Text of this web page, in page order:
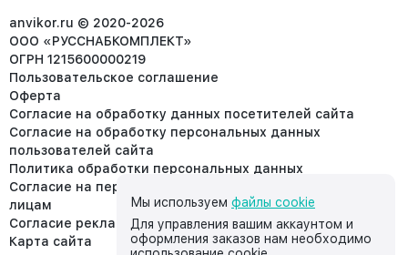
anvikor.ru © 2020-2026
ООО «РУССНАБКОМПЛЕКТ»
ОГРН 1215600000219
Пользовательское соглашение
Оферта
Согласие на обработку данных посетителей сайта
Согласие на обработку персональных данных
пользователей сайта
Политика обработки персональных данных
Согласие на передачу персональных данных третьим
лицам
Согласие реклама
Карта сайта
Мы используем файлы cookie
Для управления вашим аккаунтом и
оформления заказов нам необходимо